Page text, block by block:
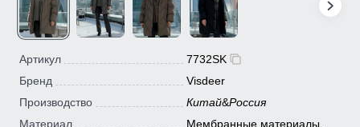
Артикул
7732SK
Бренд
Visdeer
Производство
Китай&Россия
Материал
Мембранные материалы,